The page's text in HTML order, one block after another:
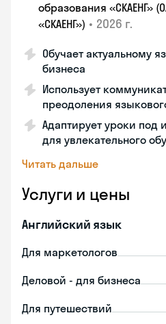
образования «СКАЕНГ»
«СКАЕНГ») • 2026 г.
Обучает актуальному
бизнеса
Использует
преодоления
Адаптирует уроки под
для увлекательного
Читать дальше
Услуги и цены
Английский язык
Для маркетологов
Деловой - для бизнеса
Для путешествий